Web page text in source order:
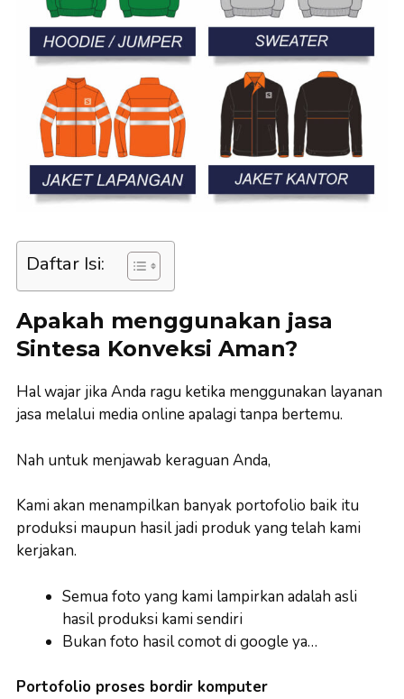
Daftar Isi:
Apakah menggunakan jasa
Sintesa Konveksi Aman?
Hal wajar jika Anda ragu ketika menggunakan layanan
jasa melalui media online apalagi tanpa bertemu.
Nah untuk menjawab keraguan Anda,
Kami akan menampilkan banyak portofolio baik itu
produksi maupun hasil jadi produk yang telah kami
kerjakan.
Semua foto yang kami lampirkan adalah asli
hasil produksi kami sendiri
Bukan foto hasil comot di google ya…
Portofolio proses bordir komputer